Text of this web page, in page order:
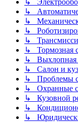
↳
↳
↳
↳
↳
↳ Тормозная
↳ Выхлопная
↳ Салон и
↳ Проблемы с
↳ Охранные
↳ Кузовной
↳
↳